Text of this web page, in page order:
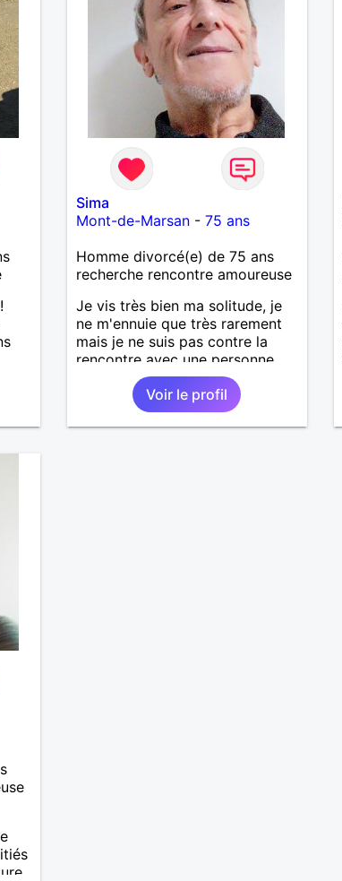
Sima
Mont-de-Marsan- 75 ans
Homme divorcé(e) de 75 ans
recherche rencontre amoureuse
Je vis très bien ma solitude, je
ne m'ennuie que très rarement
mais je ne suis pas contre la
rencontre avec une personne
compatible . Pourquoi une
amitié ne pourrait pas évoluer si
bon feeling réciproque... Je
recherche de la proximité car je
Voir le profil